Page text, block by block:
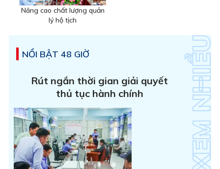
Nâng cao chất lượng quản
lý hộ tịch
NỔI BẬT 48 GIỜ
Rút ngắn thời gian giải quyết
thủ tục hành chính